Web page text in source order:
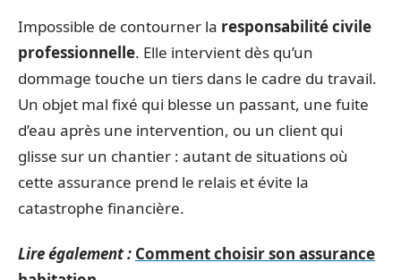
Impossible de contourner la responsabilité civile
professionnelle. Elle intervient dès qu’un
dommage touche un tiers dans le cadre du travail.
Un objet mal fixé qui blesse un passant, une fuite
d’eau après une intervention, ou un client qui
glisse sur un chantier : autant de situations où
cette assurance prend le relais et évite la
catastrophe financière.
Lire également : Comment choisir son assurance